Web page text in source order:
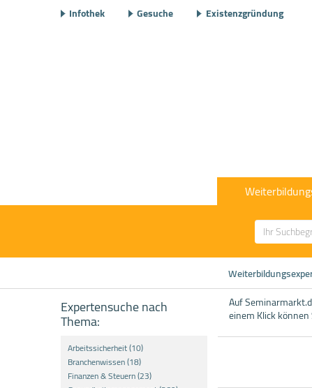
Infothek Gesuche Existenzgründung
Expertensuche nach
Thema:
Arbeitssicherheit (10)
Branchenwissen (18)
Finanzen & Steuern (23)
Auf
einem Klick